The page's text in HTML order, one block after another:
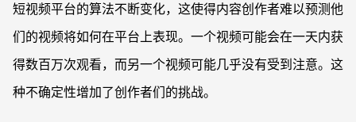
短视频平台的算法不断变化，这使得内容创作者难以预测他
们的视频将如何在平台上表现。一个视频可能会在一天内获
得数百万次观看，而另一个视频可能几乎没有受到注意。这
种不确定性增加了创作者们的挑战。